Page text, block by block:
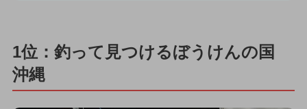
1位：釣って見つけるぼうけんの国
沖縄